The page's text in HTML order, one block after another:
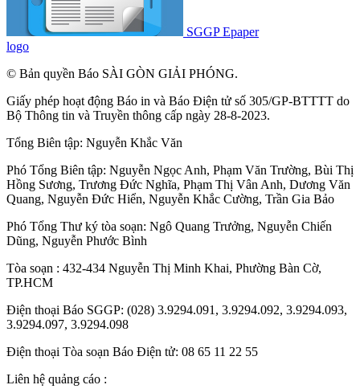
SGGP Epaper
logo
© Bản quyền Báo SÀI GÒN GIẢI PHÓNG.
Giấy phép hoạt động Báo in và Báo Điện tử số 305/GP-BTTTT do
Bộ Thông tin và Truyền thông cấp ngày 28-8-2023.
Tổng Biên tập: Nguyễn Khắc Văn
Phó Tổng Biên tập: Nguyễn Ngọc Anh, Phạm Văn Trường, Bùi Thị
Hồng Sương, Trương Đức Nghĩa, Phạm Thị Vân Anh, Dương Văn
Quang, Nguyễn Đức Hiển, Nguyễn Khắc Cường, Trần Gia Bảo
Phó Tổng Thư ký tòa soạn: Ngô Quang Trưởng, Nguyễn Chiến
Dũng, Nguyễn Phước Bình
Tòa soạn : 432-434 Nguyễn Thị Minh Khai, Phường Bàn Cờ,
TP.HCM
Điện thoại Báo SGGP: (028) 3.9294.091, 3.9294.092, 3.9294.093,
3.9294.097, 3.9294.098
Điện thoại Tòa soạn Báo Điện tử: 08 65 11 22 55
Liên hệ quảng cáo :